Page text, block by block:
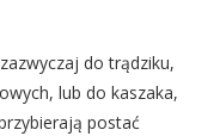
do trądziku,
lub do kaszaka,
postać